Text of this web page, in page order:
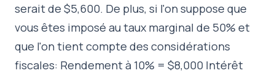
serait de $5,600. De plus, si l'on suppose que
vous êtes imposé au taux marginal de 50% et
que l'on tient compte des considérations
fiscales: Rendement à 10% = $8,000 Intérêt